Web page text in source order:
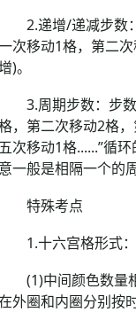
递增/递减步数：
次移动1格，第二
)。
周期步数：步数
，第二次移动2格
次移动1格......”循
一般是相隔一个的周
殊考点
十六宫格形式：
中间颜色数量相
外圈和内圈分别按